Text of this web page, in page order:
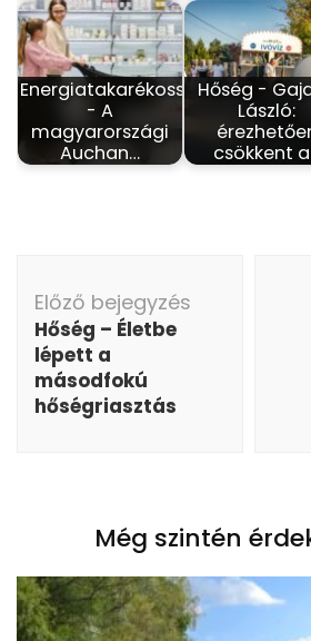
Energiatakarékosság
- A
magyarországi
Auchan…
Hőség -
László:
csökkent
navigáció
Előző bejegyzés
Hőség – Életbe
lépett a
másodfokú
hőségriasztás
Még szintén